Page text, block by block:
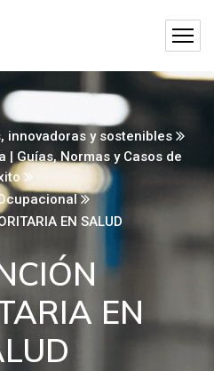
innovadoras y sostenibles
| Guías, Normas y Casos de
EN SALUD
EN